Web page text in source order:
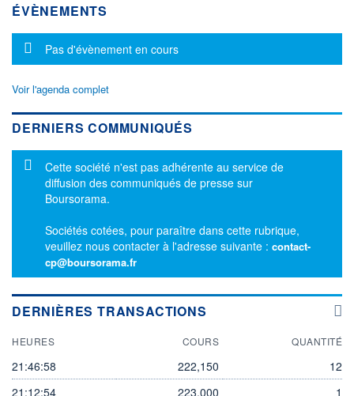
ÉVÈNEMENTS
Message d'information
Pas d'évènement en cours
Voir l'agenda complet
DERNIERS COMMUNIQUÉS
Message d'information
Cette société n'est pas adhérente au service de
diffusion des communiqués de presse sur
Boursorama.
Sociétés cotées, pour paraître dans cette rubrique,
veuillez nous contacter à l'adresse suivante : contact-
cp@boursorama.fr
DERNIÈRES TRANSACTIONS
HEURES COURS QUANTITÉ
21:46:58 222,150
12
21:12:54
223,000 1